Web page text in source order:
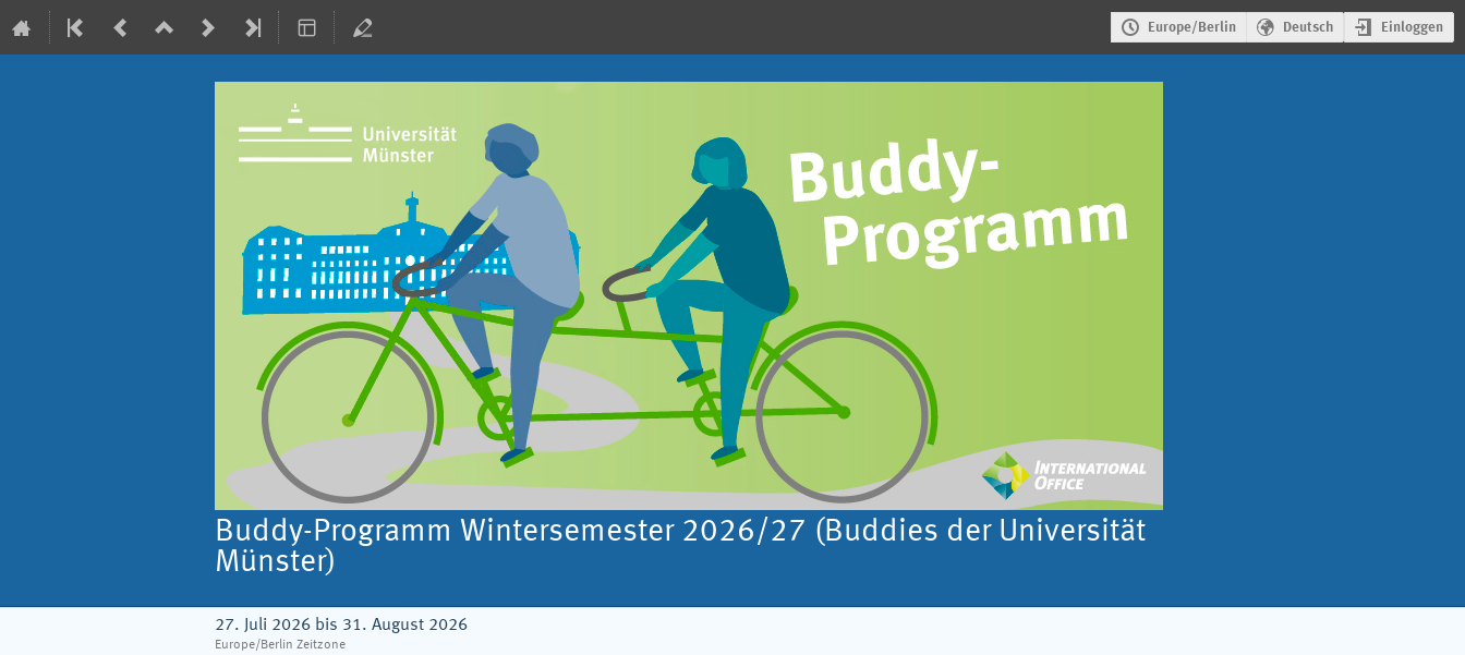
Europe/Berlin Deutsch Einloggen
Buddy-Programm Wintersemester 2026/27 (Buddies der Universität
Münster)
27. Juli 2026 bis 31. August 2026
Europe/Berlin Zeitzone